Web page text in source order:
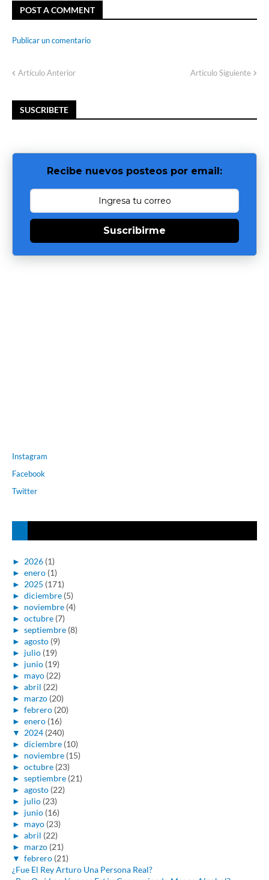
POST A COMMENT
Publicar un comentario
Artículo Anterior Artículo Siguiente
SUSCRIBETE
Recibe nuevos posteos por email:
Suscribirme
Instagram
Facebook
Twitter
► 2026 (1)
► enero (1)
► 2025 (171)
► diciembre (5)
► noviembre (4)
► octubre (7)
► septiembre (8)
► agosto (9)
► julio (19)
► junio (19)
► mayo (22)
► abril (22)
► marzo (20)
► febrero (20)
► enero (16)
▼ 2024 (240)
► diciembre (10)
► noviembre (15)
► octubre (23)
► septiembre (21)
► agosto (22)
► julio (23)
► junio (16)
► mayo (23)
► abril (22)
► marzo (21)
▼ febrero (21)
¿Fue El Rey Arturo Una Persona Real?